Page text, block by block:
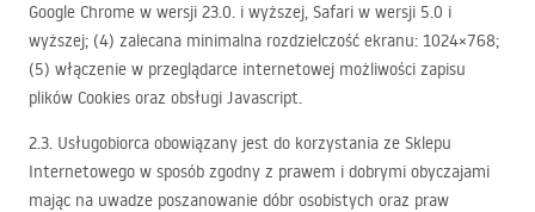
Google Chrome w wersji 23.0. i wyższej, Safari w wersji 5.0 i
wyższej; (4) zalecana minimalna rozdzielczość ekranu: 1024×768;
(5) włączenie w przeglądarce internetowej możliwości zapisu
plików Cookies oraz obsługi Javascript.
2.3. Usługobiorca obowiązany jest do korzystania ze Sklepu
Internetowego w sposób zgodny z prawem i dobrymi obyczajami
mając na uwadze poszanowanie dóbr osobistych oraz praw